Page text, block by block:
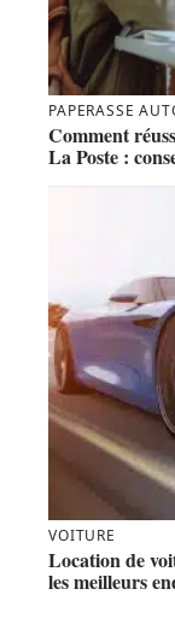
PAPERASSE
Comment
La Poste :
VOITURE
Location de
les meilleurs